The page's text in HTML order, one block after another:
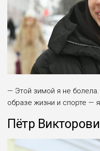
— Этой зимой я не
образе жизни и спорте —
Пётр